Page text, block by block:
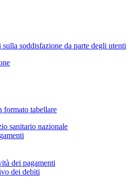
soddisfazione da parte degli utenti
formato tabellare
sanitario nazionale
dei pagamenti
dei debiti